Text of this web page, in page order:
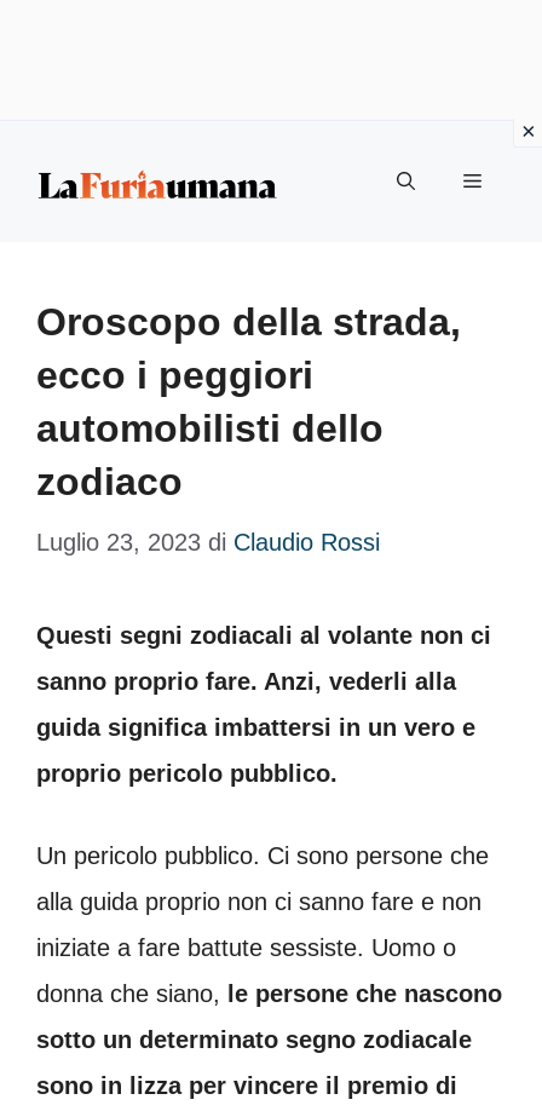
Menu
Oroscopo della strada,
ecco i peggiori
automobilisti dello
zodiaco
Luglio 23, 2023 di Claudio Rossi
Questi segni zodiacali al volante non ci
sanno proprio fare. Anzi, vederli alla
guida significa imbattersi in un vero e
proprio pericolo pubblico.
Un pericolo pubblico. Ci sono persone che
alla guida proprio non ci sanno fare e non
iniziate a fare battute sessiste. Uomo o
donna che siano,
le persone che nascono
sotto un determinato segno zodiacale
sono in lizza per vincere il premio di